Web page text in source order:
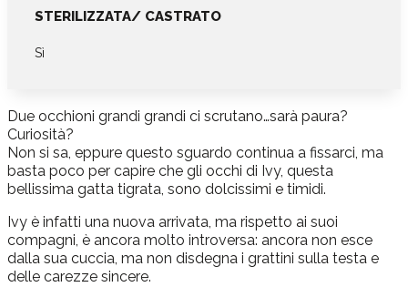
STERILIZZATA/ CASTRATO
Sì
Due occhioni grandi grandi ci scrutano…sarà paura?
Curiosità?
Non si sa, eppure questo sguardo continua a fissarci, ma
basta poco per capire che gli occhi di Ivy, questa
bellissima gatta tigrata, sono dolcissimi e timidi.
Ivy è infatti una nuova arrivata, ma rispetto ai suoi
compagni, è ancora molto introversa: ancora non esce
dalla sua cuccia, ma non disdegna i grattini sulla testa e
delle carezze sincere.